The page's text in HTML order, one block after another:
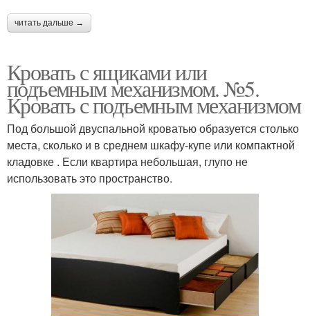
читать дальше →
Кровать с ящиками или
подъемным механизмом. №5.
Кровать с подъемным механизмом
Под большой двуспальной кроватью образуется столько
места, сколько и в среднем шкафу-купе или компактной
кладовке . Если квартира небольшая, глупо не
использовать это пространство.